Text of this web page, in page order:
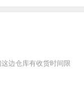
边仓库有收货时间限